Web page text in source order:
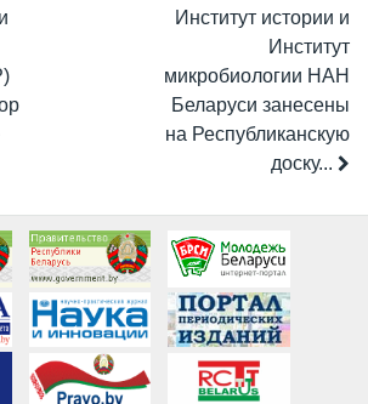
Институт истории и
Институт
микробиологии НАН
Беларуси занесены
на Республиканскую
доску...